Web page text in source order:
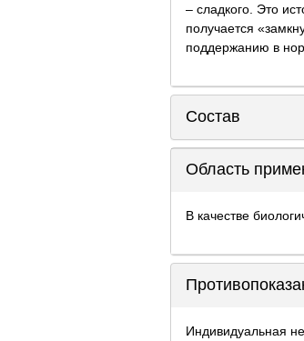
– сладкого. Это
получается
поддержанию в
Состав
Область
В качестве
Индивидуальная